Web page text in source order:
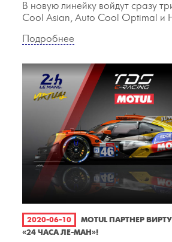
В новую линейку войдут сразу
Cool Asian, Auto Cool Optimal и
Подробнее
2020-06-10
MOTUL ПАРТНЕР
«24 ЧАСА ЛЕ-МАН»!